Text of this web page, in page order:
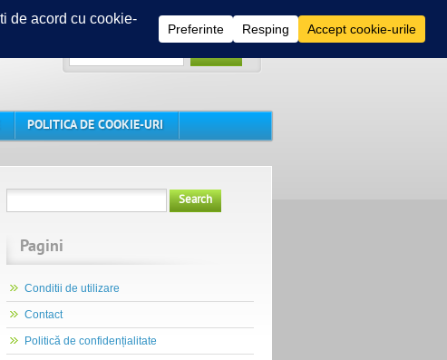
POLITICA DE COOKIE-URI
Search
Pagini
Conditii de utilizare
Contact
Politică de confidențialitate